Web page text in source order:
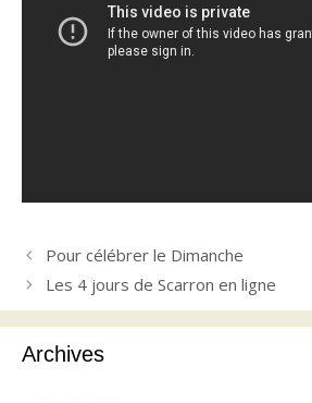
Pour célébrer le Dimanche
Les 4 jours de Scarron en ligne
Archives